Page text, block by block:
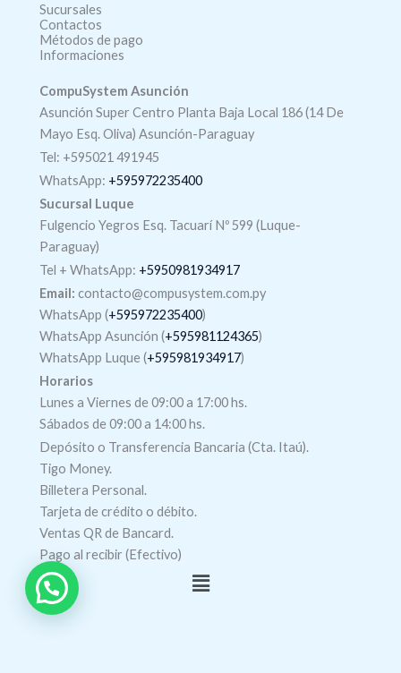
Sucursales
Contactos
Métodos de pago
Informaciones
CompuSystem Asunción
Asunción Super Centro Planta Baja Local 186 (14 De
Mayo Esq. Oliva) Asunción-Paraguay
Tel: +595021 491945
WhatsApp: +595972235400
Sucursal Luque
Fulgencio Yegros Esq. Tacuarí Nº 599 (Luque-
Paraguay)
Tel + WhatsApp: +5950981934917
Email: contacto@compusystem.com.py
WhatsApp (+595972235400)
WhatsApp Asunción (+595981124365)
WhatsApp Luque (+595981934917)
Horarios
Lunes a Viernes de 09:00 a 17:00 hs.
Sábados de 09:00 a 14:00 hs.
Depósito o Transferencia Bancaria (Cta. Itaú).
Tigo Money.
Billetera Personal.
Tarjeta de crédito o débito.
Ventas QR de Bancard.
Pago al recibir (Efectivo)
Menú